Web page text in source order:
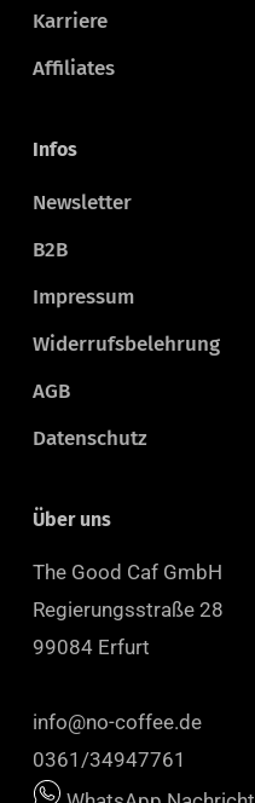
Karriere
Affiliates
Infos
Newsletter
B2B
Impressum
Widerrufsbelehrung
AGB
Datenschutz
Über uns
The Good Caf GmbH
Regierungsstraße 28
99084 Erfurt
info@no-coffee.de
0361/34947761